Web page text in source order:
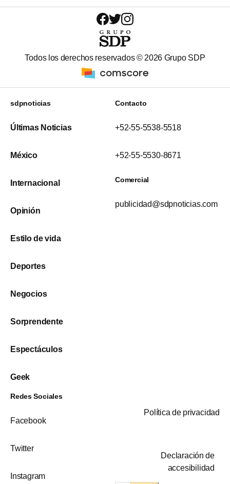
Todos los derechos reservados © 2026 Grupo SDP
sdpnoticias
Últimas Noticias
México
Internacional
Opinión
Estilo de vida
Deportes
Negocios
Sorprendente
Espectáculos
Geek
Contacto
+52-55-5538-5518
+52-55-5530-8671
Comercial
publicidad@sdpnoticias.com
Redes Sociales
Facebook
Twitter
Instagram
Política de privacidad
Declaración de
accesibilidad